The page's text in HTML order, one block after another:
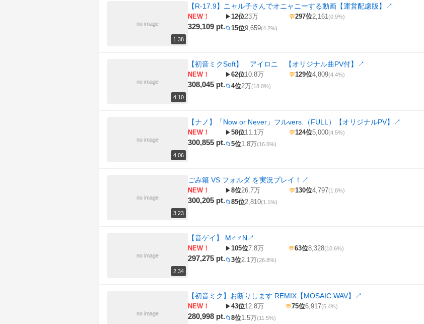
no image
1:38
【R-17.9】ニャル子さんでオニャニーする動画【運営配慮版】 ↗
NEW！
329,109 pt.
▶12位23万 💬297位2,161(0.9%)
📁 15位9,659(4.2%)
no image
4:10
【初音ミクSoft】 アイロニ 【オリジナル曲PV付】 ↗
NEW！
308,045 pt.
▶62位10.8万 💬129位4,809(4.4%)
📁 4位2万(18.0%)
no image
4:06
【ナノ】「Now or Never」フルvers.（FULL）【オリジナルPV】 ↗
NEW！
300,855 pt.
▶58位11.1万 💬124位5,000(4.5%)
📁 5位1.8万(16.6%)
no image
3:23
ごみ箱 VS フォルダ を実況プレイ！ ↗
NEW！
300,205 pt.
▶8位26.7万 💬130位4,797(1.8%)
📁 85位2,810(1.1%)
no image
2:34
【音ゲイ】 M♂♂N↗
NEW！
297,275 pt.
▶105位7.8万 💬63位8,328(10.6%)
📁 3位2.1万(26.8%)
no image
【初音ミク】お断りします REMIX【MOSAIC.WAV】 ↗
NEW！
280,998 pt.
▶43位12.8万 💬75位6,917(5.4%)
📁 8位1.5万(11.5%)